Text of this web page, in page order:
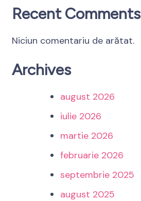
Recent Comments
Niciun comentariu de arătat.
Archives
august 2026
iulie 2026
martie 2026
februarie 2026
septembrie 2025
august 2025